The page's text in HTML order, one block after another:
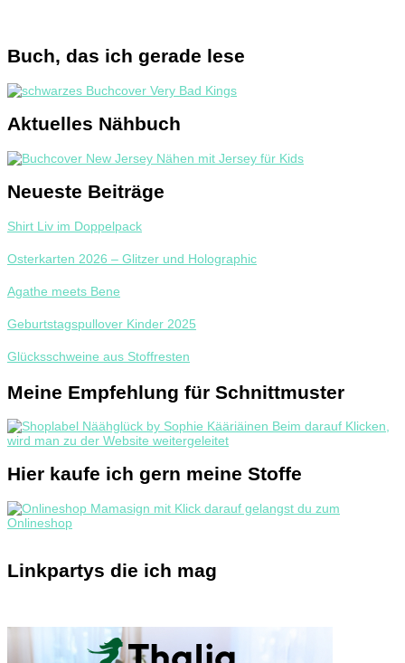
Buch, das ich gerade lese
Aktuelles Nähbuch
Neueste Beiträge
Shirt Liv im Doppelpack
Osterkarten 2026 – Glitzer und Holographic
Agathe meets Bene
Geburtstagspullover Kinder 2025
Glücksschweine aus Stoffresten
Meine Empfehlung für Schnittmuster
Hier kaufe ich gern meine Stoffe
Linkpartys die ich mag